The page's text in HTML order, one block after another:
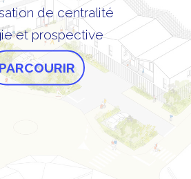
de centralité
et prospective